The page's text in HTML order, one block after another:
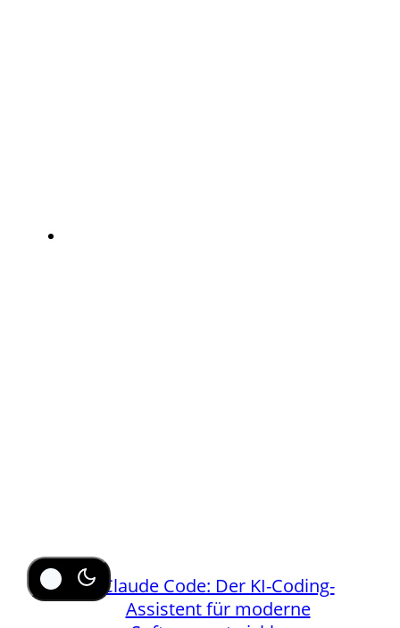
Claude Code: Der KI-Coding-
Assistent für moderne